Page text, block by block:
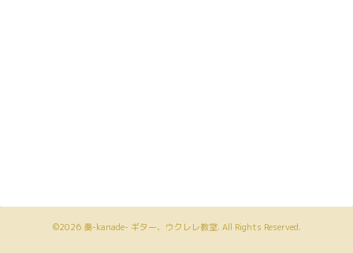
©2026 奏-kanade- ギター、ウクレレ教室. All Rights Reserved.